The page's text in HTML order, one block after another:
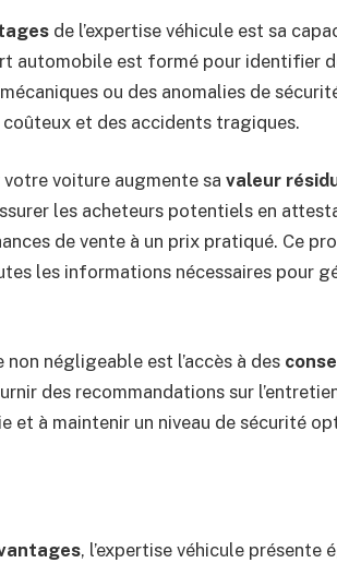
de l’expertise véhicule est sa
automobile est formé pour identifier
ou des anomalies de
et des accidents tragiques.
voiture augmente sa valeur
les acheteurs potentiels en
de vente à un prix pratiqué. Ce
les informations nécessaires pour
négligeable est l’accès à des
des recommandations sur
et à maintenir un niveau de sécurité
, l’expertise véhicule présente